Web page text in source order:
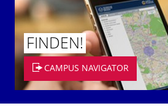
FINDEN!
CAMPUS NAVIGATOR